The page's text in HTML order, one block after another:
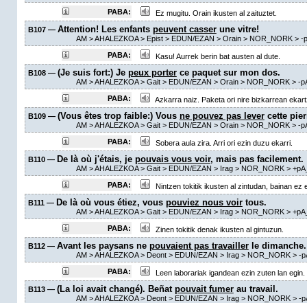
PABA:
Ez mugitu. Orain ikusten al zaituztet.
B107 — Attention! Les enfants peuvent casserune vitre!
AM> AHALEZKOA > Epist> EDUN/EZAN > Orain> NOR_NORK > -
PABA:
Kasu! Aurrek berin bat austen al dute.
B108 — (Je suis fort:) Je peux porterce paquet sur mon dos.
AM> AHALEZKOA > Gait> EDUN/EZAN > Orain> NOR_NORK > -
PABA:
Azkarra naiz. Paketa ori nire bizkarrean
B109 — (Vous êtes trop faible:) Vous ne pouvez pas levercette
AM> AHALEZKOA > Gait> EDUN/EZAN > Orain> NOR_NORK > -
PABA:
Sobera aula zira. Arri ori ezin duzu ekarri.
B110 — De là où j'étais, je pouvais vous voir, mais pas facilement.
AM> AHALEZKOA > Gait> EDUN/EZAN > Irag> NOR_NORK >
PABA:
Nintzen tokitik ikusten al zintudan, bainan ez
B111 — De là où vous étiez, vous pouviez nous voirtous.
AM> AHALEZKOA > Gait> EDUN/EZAN > Irag> NOR_NORK >
PABA:
Zinen tokitik denak ikusten al gintuzun.
B112 — Avant les paysans ne pouvaient pas travaillerle dimanche.
AM> AHALEZKOA > Deont> EDUN/EZAN > Irag> NOR_NORK > -
PABA:
Leen laborariak igandean ezin zuten lan egin.
B113 — (La loi avait changé). Beñat pouvait fumerau travail.
AM> AHALEZKOA > Deont> EDUN/EZAN > Irag> NOR_NORK > -